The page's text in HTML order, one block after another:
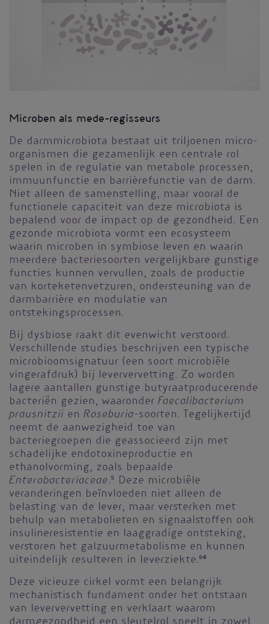
Microben als mede-regisseurs
De darmmicrobiota bestaat uit triljoenen micro-
organismen die gezamenlijk een centrale rol
spelen in de regulatie van metabole processen,
immuunfunctie en barrièrefunctie van de darm.
Niet alleen de samenstelling, maar vooral de
functionele capaciteit van deze microbiota is
bepalend voor de impact op de gezondheid. Een
gezonde microbiota vormt een ecosysteem
waarin microben in symbiose leven en waarin
meerdere bacteriesoorten vergelijkbare gunstige
functies kunnen vervullen, zoals de productie
van korteketenvetzuren, ondersteuning van de
darmbarrière en modulatie van
ontstekingsprocessen.
Bij dysbiose raakt dit evenwicht verstoord.
Verschillende studies beschrijven een typische
microbioomsignatuur (een soort microbiële
vingerafdruk) bij leververvetting. Zo worden
lagere aantallen gunstige butyraatproducerende
bacteriën gezien, waaronder Faecalibacterium
prausnitzii en Roseburia-soorten. Tegelijkertijd
neemt de aanwezigheid toe van
bacteriegroepen die geassocieerd zijn met
schadelijke endotoxineproductie en
ethanolvorming, zoals bepaalde
Enterobacteriaceae.5 Deze microbiële
veranderingen beïnvloeden niet alleen de
belasting van de lever, maar versterken met
behulp van metabolieten en signaalstoffen ook
insulineresistentie en laaggradige ontsteking,
verstoren het galzuurmetabolisme en kunnen
uiteindelijk resulteren in leverziekte.6-8
Deze vicieuze cirkel vormt een belangrijk
mechanistisch fundament onder het ontstaan
van leververvetting en verklaart waarom